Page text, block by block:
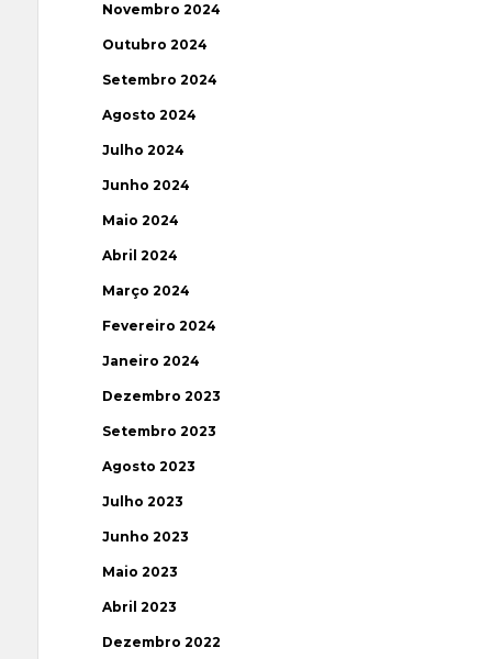
Novembro 2024
Outubro 2024
Setembro 2024
Agosto 2024
Julho 2024
Junho 2024
Maio 2024
Abril 2024
Março 2024
Fevereiro 2024
Janeiro 2024
Dezembro 2023
Setembro 2023
Agosto 2023
Julho 2023
Junho 2023
Maio 2023
Abril 2023
Dezembro 2022